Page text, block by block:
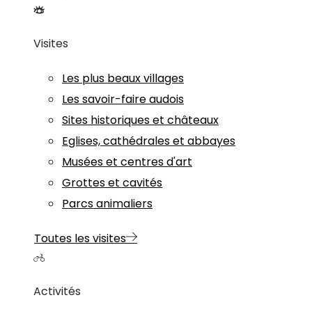
Visites
Les plus beaux villages
Les savoir-faire audois
Sites historiques et châteaux
Eglises, cathédrales et abbayes
Musées et centres d'art
Grottes et cavités
Parcs animaliers
Toutes les visites
Activités